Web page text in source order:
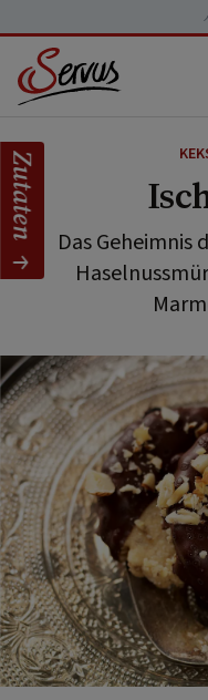
Das Geheimnis
Zutaten